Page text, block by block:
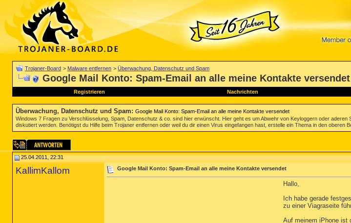
Trojaner-Board > Malware entfernen > Überwachung, Datenschutz und Spam
Google Mail Konto: Spam-Email an alle meine Kontakte versendet
Registrieren Nachrichten
Überwachung, Datenschutz und Spam: Google Mail Konto: Spam-Email an alle meine Kontakte versendet
Windows 7 Fragen zu Verschlüsselung, Spam, Datenschutz & co. sind hier erwünscht. Hier geht es um Abwehr von Keyloggern oder
diskutiert werden. Benötigst du Hilfe beim Trojaner entfernen oder weil du dir einen Virus eingefangen hast, erstelle ein Thema in den oberen
25.04.2011, 22:31
KallimKallom Google Mail Konto: Spam-Email an alle meine Kontakte versendet
Hallo,
Ich habe gerade
zu einer Viagraseite
Auf meinem iPhone ist